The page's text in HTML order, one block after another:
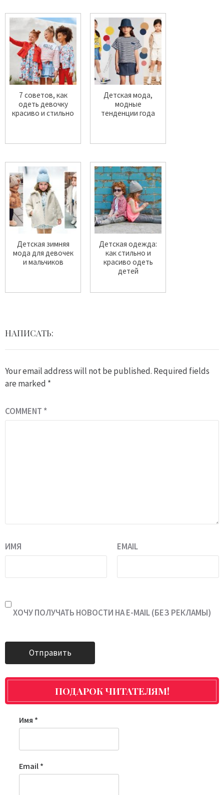
7 советов, как
одеть девочку
красиво и стильно
Детская мода,
модные
тенденции года
Детская зимняя
мода для девочек
и мальчиков
Детская одежда:
как стильно и
красиво одеть
детей
НАПИСАТЬ:
Your email address will not be published. Required fields
are marked *
COMMENT *
ИМЯ EMAIL
ХОЧУ ПОЛУЧАТЬ НОВОСТИ НА E-MAIL (БЕЗ РЕКЛАМЫ)
ПОДАРОК ЧИТАТЕЛЯМ!
Имя *
Email *